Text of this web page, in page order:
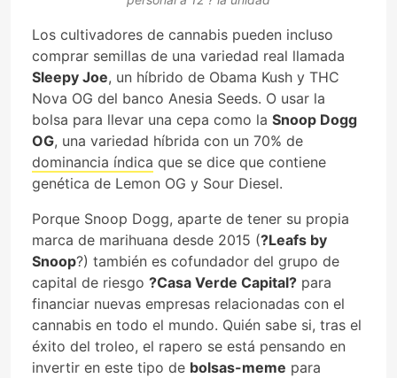
Los cultivadores de cannabis pueden incluso
comprar semillas de una variedad real llamada
Sleepy Joe, un híbrido de Obama Kush y THC
Nova OG del banco Anesia Seeds. O usar la
bolsa para llevar una cepa como la Snoop Dogg
OG, una variedad híbrida con un 70% de
dominancia índica que se dice que contiene
genética de Lemon OG y Sour Diesel.
Porque Snoop Dogg, aparte de tener su propia
marca de marihuana desde 2015 (?Leafs by
Snoop?) también es cofundador del grupo de
capital de riesgo ?Casa Verde Capital? para
financiar nuevas empresas relacionadas con el
cannabis en todo el mundo. Quién sabe si, tras el
éxito del troleo, el rapero se está pensando en
invertir en este tipo de bolsas-meme para